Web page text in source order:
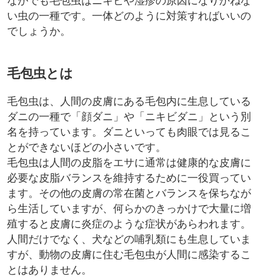
い虫の一種です。一体どのように対策すればいいの
でしょうか。
毛包虫とは
毛包虫は、人間の皮膚にある毛包内に生息している
ダニの一種で「顔ダニ」や「ニキビダニ」という別
名を持っています。ダニといっても肉眼では見るこ
とができないほどの小さいです。
毛包虫は人間の皮脂をエサに通常は健康的な皮膚に
必要な皮脂バランスを維持するために一役買ってい
ます。その他の皮膚の常在菌とバランスを保ちなが
ら生活していますが、何らかのきっかけで大量に増
殖すると皮膚に炎症のような症状があらわれます。
人間だけでなく、犬などの哺乳類にも生息していま
すが、動物の皮膚に住む毛包虫が人間に感染するこ
とはありません。